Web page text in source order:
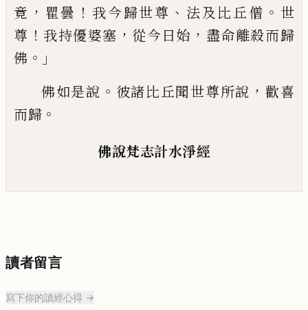
竟 ， 瞿曇 ！ 我今歸世尊 、 法及比丘僧 。 世
尊 ！ 我持優婆塞 ， 從今日始 ， 盡命離殺而歸
佛 。」
佛如是說 。 彼諸比丘聞世尊所說 ， 歡喜
而歸 。
佛說梵志計水淨經
讀者留言
寫下你的讀經心得 →